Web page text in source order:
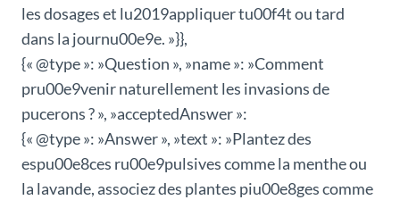
les dosages et lu2019appliquer tu00f4t ou tard
dans la journu00e9e. »}},
{« @type »: »Question », »name »: »Comment
pru00e9venir naturellement les invasions de
pucerons ? », »acceptedAnswer »:
{« @type »: »Answer », »text »: »Plantez des
espu00e8ces ru00e9pulsives comme la menthe ou
la lavande, associez des plantes piu00e8ges comme